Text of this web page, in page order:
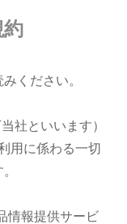
約
ください。
社といいます）
用に係わる一切
情報提供サービ